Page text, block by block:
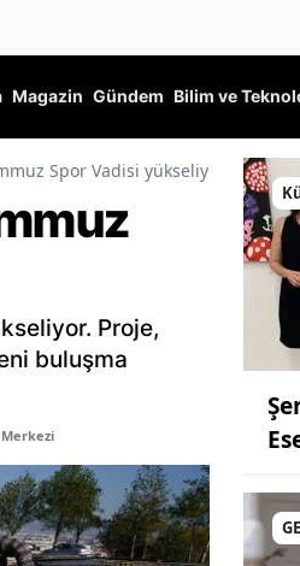
Magazin Gündem Bilim ve
Spor Vadisi yükseliyor
Proje,
buluşma
Merkezi